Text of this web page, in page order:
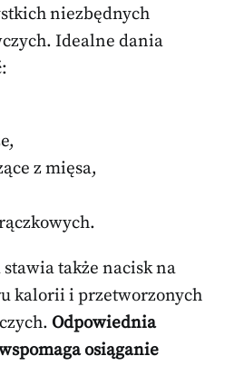
niezbędnych
Idealne dania
z mięsa,
także nacisk na
kalorii i przetworzonych
Odpowiednia
osiąganie